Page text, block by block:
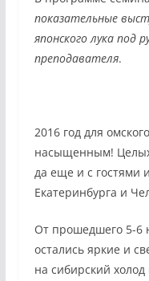
показательные
японского лука под
преподавателя.
2016 год для
насыщенным!
да еще и с гостями
Екатеринбурга и
От прошедшего 5-6
остались яркие и
на сибирский